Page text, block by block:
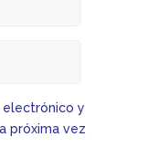
electrónico y
próxima vez